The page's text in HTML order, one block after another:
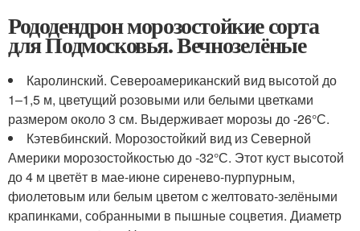
Рододендрон морозостойкие сорта
для Подмосковья. Вечнозелёные
Каролинский. Североамериканский вид высотой до
1–1,5 м, цветущий розовыми или белыми цветками
размером около 3 см. Выдерживает морозы до -26°С.
Кэтевбинский. Морозостойкий вид из Северной
Америки морозостойкостью до -32°С. Этот куст высотой
до 4 м цветёт в мае-июне сиренево-пурпурным,
фиолетовым или белым цветом c желтовато-зелёными
крапинками, собранными в пышные соцветия. Диаметр